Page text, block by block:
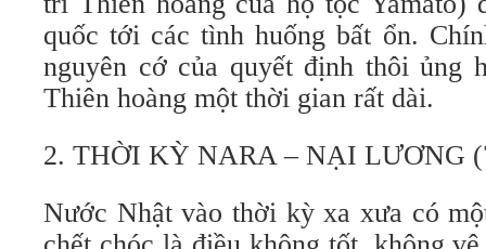
quốc tới các tình huống bất ổn.
nguyên cớ của quyết định thôi ủng
Thiên hoàng một thời gian rất dài.
2. THỜI KỲ NARA – NẠI LƯƠNG
Nước Nhật vào thời kỳ xa xưa có